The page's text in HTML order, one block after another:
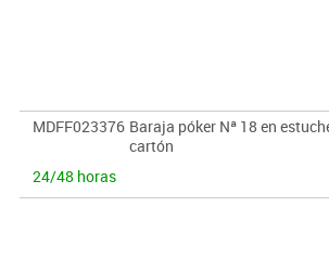
MDFF023376 Baraja póker Nª 18 en
cartón
24/48 horas